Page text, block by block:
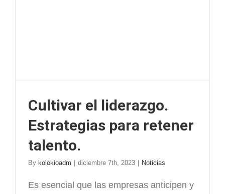
Cultivar el liderazgo.
Estrategias para retener
talento.
By kolokioadm | diciembre 7th, 2023 | Noticias
Es esencial que las empresas anticipen y